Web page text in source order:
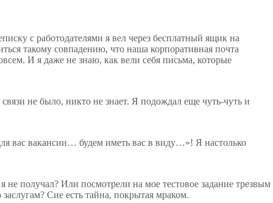
с работодателями я вел через бесплатный ящик на
такому совпадению, что наша корпоративная почта
И я даже не знаю, как вели себя письма, которые
не было, никто не знает. Я подождал еще чуть-чуть и
вас вакансии… будем иметь вас в виду…»! Я настолько
получал? Или посмотрели на мое тестовое задание трезвым
Сие есть тайна, покрытая мраком.